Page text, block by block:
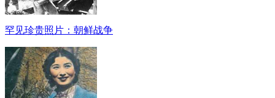
罕见珍贵照片：朝鲜战争